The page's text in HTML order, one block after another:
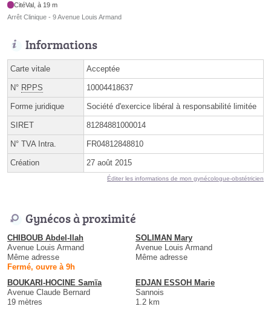
CitéVal, à 19 m
Arrêt Clinique - 9 Avenue Louis Armand
Informations
Carte vitale Acceptée
N° RPPS 10004418637
Forme juridique Société d'exercice libéral à responsabilité limitée
SIRET 81284881000014
N° TVA Intra. FR04812848810
Création 27 août 2015
Éditer les informations de mon gynécologue-obstétricien
Gynécos à proximité
CHIBOUB Abdel-Ilah
Avenue Louis Armand
Même adresse
Fermé, ouvre à 9h
SOLIMAN Mary
Avenue Louis Armand
Même adresse
BOUKARI-HOCINE Samïa
Avenue Claude Bernard
19 mètres
EDJAN ESSOH Marie
Sannois
1.2 km